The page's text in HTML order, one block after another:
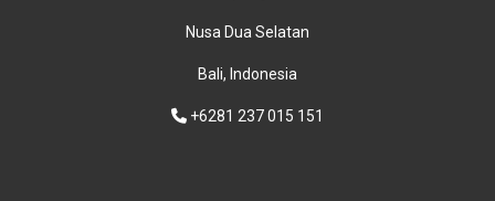
Nusa Dua Selatan
Bali, Indonesia
+6281 237 015 151